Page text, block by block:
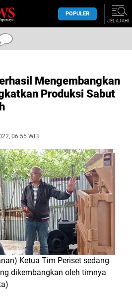
POPULER
JELAJAHI
Mengembangkan
Produksi Sabut
06:55 WIB
Ketua Tim Periset sedang
dikembangkan oleh timnya